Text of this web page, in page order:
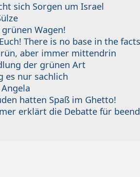
sich Sorgen um Israel
Wagen!
There is no base in the
aber immer mittendrin
der grünen Art
es nur sachlich
hatten Spaß im Ghetto!
erklärt die Debatte für